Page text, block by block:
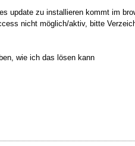
update zu installieren kommt im
nicht möglich/aktiv, bitte
wie ich das lösen kann